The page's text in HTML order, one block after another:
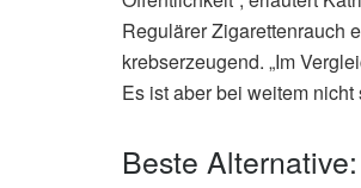
Regulärer Zigarettenrauch
krebserzeugend. „Im
Es ist aber bei weitem nicht
Beste